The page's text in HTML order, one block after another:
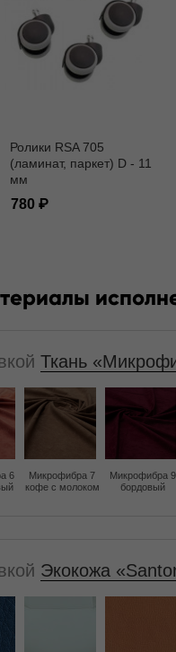
Ролики RSA 705
(ламинат, паркет) D - 11
мм
780
Ткань
6
Микрофибра 7
кофе с молоком
Микрофибра 9
бордовый
Экокожа